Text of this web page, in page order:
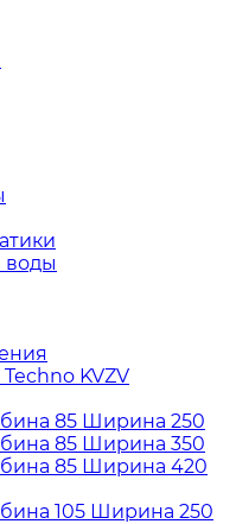
воды
KVZV
85 Ширина 250
85 Ширина 350
85 Ширина 420
105 Ширина 250